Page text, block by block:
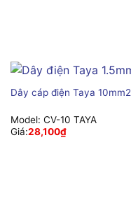
Dây cáp điện Taya 10mm2
Model: CV-10 TAYA
Giá:28,100₫